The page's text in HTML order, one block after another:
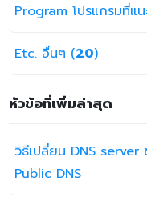
Program โปรแกรมที่แน
Etc. อื่นๆ (20)
หัวข้อที่เพิ่มล่าสุด
วิธีเปลี่ยน DNS
Public DNS